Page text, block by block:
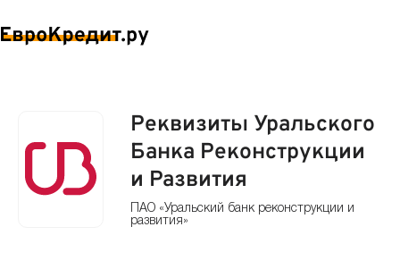
Реквизиты Уральского
Банка Реконструкции
и Развития
ПАО «Уральский банк реконструкции и
развития»